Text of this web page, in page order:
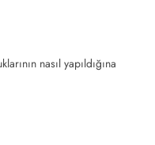
nasıl yapıldığına